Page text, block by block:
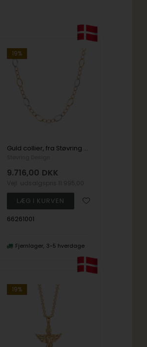
19%
Guld collier, fra Støvring Design
9.716,00 DKK
66261001
Fjernlager 3-5 hverdage
19%